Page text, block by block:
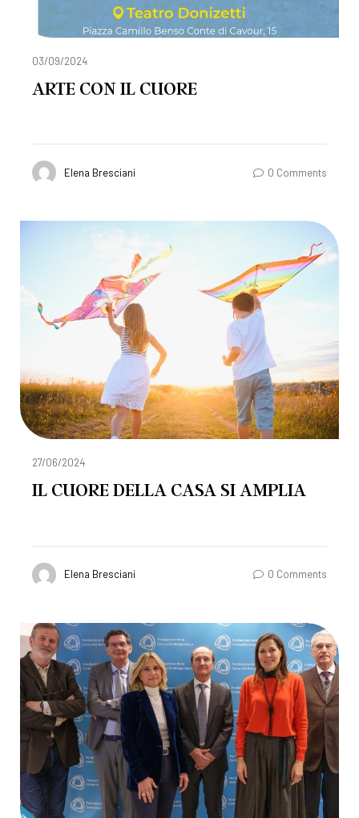
03/09/2024
ARTE CON IL CUORE
Elena Bresciani 0 Comments
27/06/2024
IL CUORE DELLA CASA SI AMPLIA
Elena Bresciani 0 Comments